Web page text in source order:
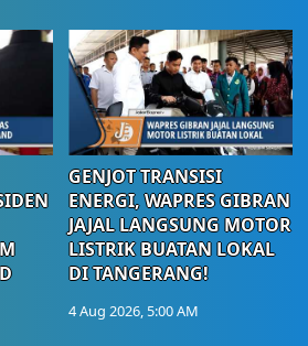
GENJOT TRANSISI
ENERGI, WAPRES GIBRAN
JAJAL LANGSUNG MOTOR
LISTRIK BUATAN LOKAL
DI TANGERANG!
4 Aug 2026, 5:00 AM